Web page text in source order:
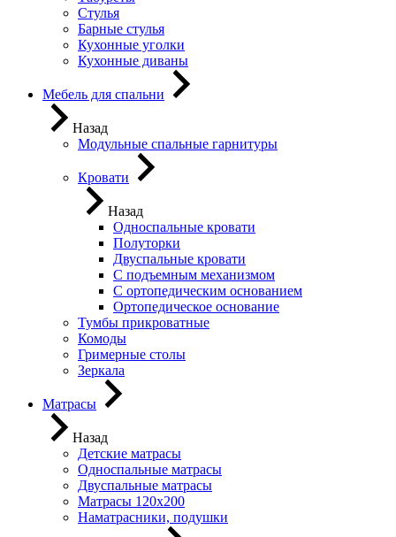
Стулья
Барные стулья
Кухонные уголки
Кухонные диваны
Мебель для спальни
Назад
Модульные спальные гарнитуры
Кровати
Назад
Односпальные кровати
Полуторки
Двуспальные кровати
С подъемным механизмом
С ортопедическим основанием
Ортопедическое основание
Тумбы прикроватные
Комоды
Гримерные столы
Зеркала
Матрасы
Назад
Детские матрасы
Односпальные матрасы
Двуспальные матрасы
Матрасы 120х200
Наматрасники, подушки